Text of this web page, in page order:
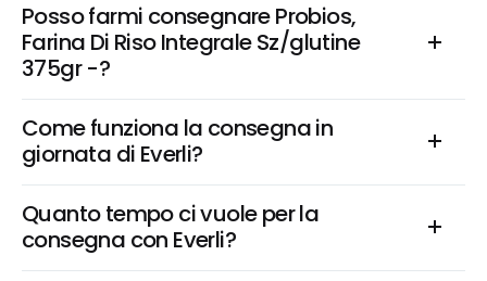
Posso farmi consegnare Probios,
Farina Di Riso Integrale Sz/glutine
375gr -?
Come funziona la consegna in
giornata di Everli?
Quanto tempo ci vuole per la
consegna con Everli?